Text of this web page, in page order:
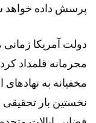
پرسش داده‌ خواهد
دولت آمریکا
محرمانه قلمداد
مخفیانه به
نخستین بار